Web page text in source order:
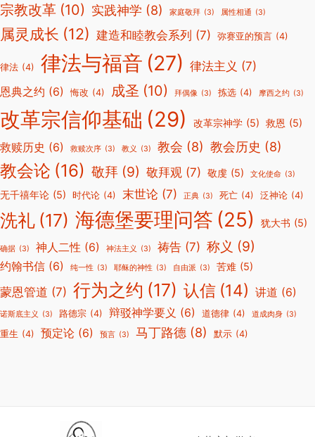
宗教改革 (10) 实践神学 (8) 家庭敬拜 (3) 属性相通 (3)
属灵成长 (12) 建造和睦教会系列 (7) 弥赛亚的预言 (4)
律法 (4) 律法与福音 (27) 律法主义 (7)
恩典之约 (6) 悔改 (4) 成圣 (10) 拜偶像 (3) 拣选 (4) 摩西之约 (3)
改革宗信仰基础 (29) 改革宗神学 (5) 救恩 (5)
救赎历史 (6) 救赎次序 (3) 教义 (3) 教会 (8) 教会历史 (8)
教会论 (16) 敬拜 (9) 敬拜观 (7) 敬虔 (5) 文化使命 (3)
无千禧年论 (5) 时代论 (4) 末世论 (7) 正典 (3) 死亡 (4) 泛神论 (4)
洗礼 (17) 海德堡要理问答 (25) 犹大书 (5)
确据 (3) 神人二性 (6) 神法主义 (3) 祷告 (7) 称义 (9)
约翰书信 (6) 纯一性 (3) 耶稣的神性 (3) 自由派 (3) 苦难 (5)
蒙恩管道 (7) 行为之约 (17) 认信 (14) 讲道 (6)
诺斯底主义 (3) 路德宗 (4) 辩驳神学要义 (6) 道德律 (4) 道成肉身 (3)
重生 (4) 预定论 (6) 预言 (3) 马丁路德 (8) 默示 (4)